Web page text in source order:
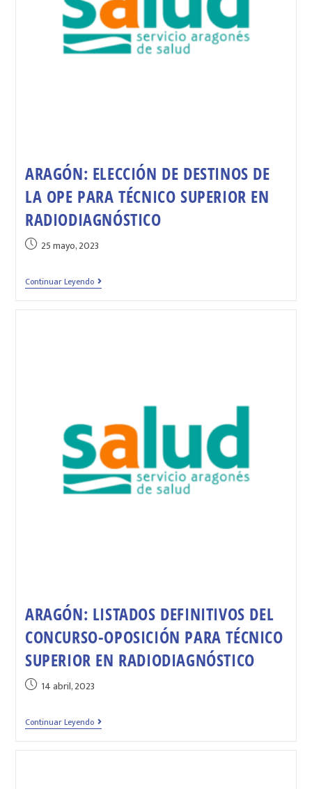
ARAGÓN: ELECCIÓN DE DESTINOS DE
LA OPE PARA TÉCNICO SUPERIOR EN
RADIODIAGNÓSTICO
25 mayo, 2023
Continuar Leyendo
ARAGÓN: LISTADOS DEFINITIVOS DEL
CONCURSO-OPOSICIÓN PARA TÉCNICO
SUPERIOR EN RADIODIAGNÓSTICO
14 abril, 2023
Continuar Leyendo